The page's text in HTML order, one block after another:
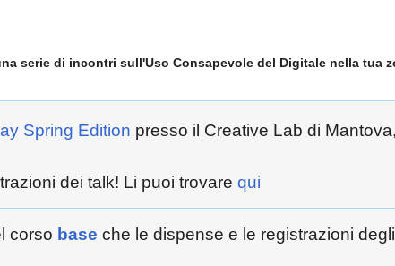
serie di incontri sull'Uso Consapevole del Digitale nella tua
Spring Edition presso il Creative Lab di
dei talk! Li puoi trovare qui
corso base che le dispense e le registrazioni